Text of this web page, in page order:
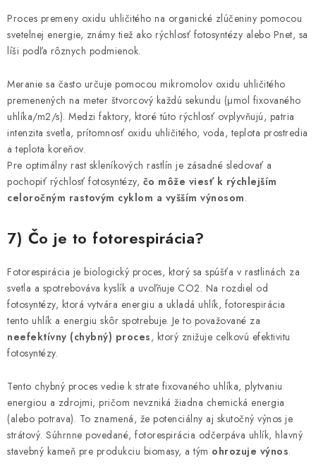
Proces premeny oxidu uhličitého na organické zlúčeniny pomocou
svetelnej energie, známy tiež ako rýchlosť fotosyntézy alebo Pnet, sa
líši podľa rôznych podmienok.
Meranie sa často určuje pomocou mikromolov oxidu uhličitého
premenených na meter štvorcový každú sekundu (μmol fixovaného
uhlíka/m2/s). Medzi faktory, ktoré túto rýchlosť ovplyvňujú, patria
intenzita svetla, prítomnosť oxidu uhličitého, voda, teplota prostredia
a teplota koreňov.
Pre optimálny rast skleníkových rastlín je zásadné sledovať a
pochopiť rýchlosť fotosyntézy, čo môže viesť k rýchlejším
celoročným rastovým cyklom a vyšším výnosom.
7) Čo je to fotorespirácia?
Fotorespirácia je biologický proces, ktorý sa spúšťa v rastlinách za
svetla a spotrebováva kyslík a uvoľňuje CO2. Na rozdiel od
fotosyntézy, ktorá vytvára energiu a ukladá uhlík, fotorespirácia
tento uhlík a energiu skôr spotrebuje. Je to považované za
neefektívny (chybný) proces, ktorý znižuje celkovú efektivitu
fotosyntézy.
Tento chybný proces vedie k strate fixovaného uhlíka, plytvaniu
energiou a zdrojmi, pričom nevzniká žiadna chemická energia
(alebo potrava). To znamená, že potenciálny aj skutočný výnos je
strátový. Súhrnne povedané, fotorespirácia odčerpáva uhlík, hlavný
stavebný kameň pre produkciu biomasy, a tým ohrozuje výnos.